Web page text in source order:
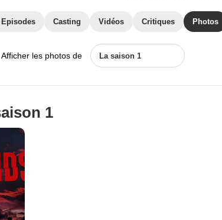
Casting Vidéos Critiques Photos
Afficher les photos de La saison 1
1